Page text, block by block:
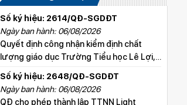
Số ký hiệu: 2614/QĐ-SGDĐT
Ngày ban hành: 06/08/2026
Quyết định công nhận kiểm định chất
lượng giáo dục Trường Tiểu học Lê Lợi,
xã Hoài Đức
Số ký hiệu: 2648/QĐ-SGDĐT
Ngày ban hành: 06/08/2026
QĐ cho phép thành lập TTNN Light